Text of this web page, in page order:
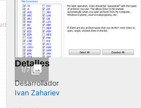
1/7
Detalles
Desarrollador
Ivan Zahariev